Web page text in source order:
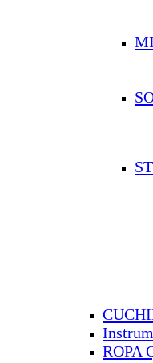
ROPA